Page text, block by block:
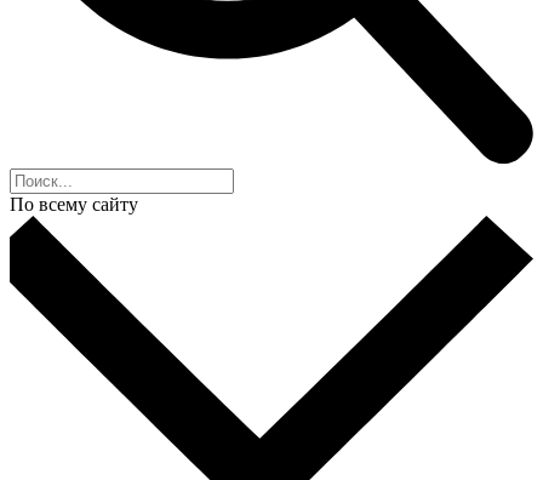
По всему сайту